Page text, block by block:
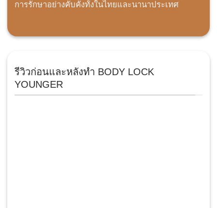
การรักษาอย่างคับคั่งทั้งในไทยและนานาประเทศ
รีวิวก่อนและหลังทำ BODY LOCK
YOUNGER